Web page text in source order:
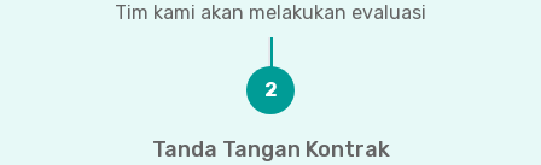
Tim kami akan melakukan evaluasi
2
Tanda Tangan Kontrak